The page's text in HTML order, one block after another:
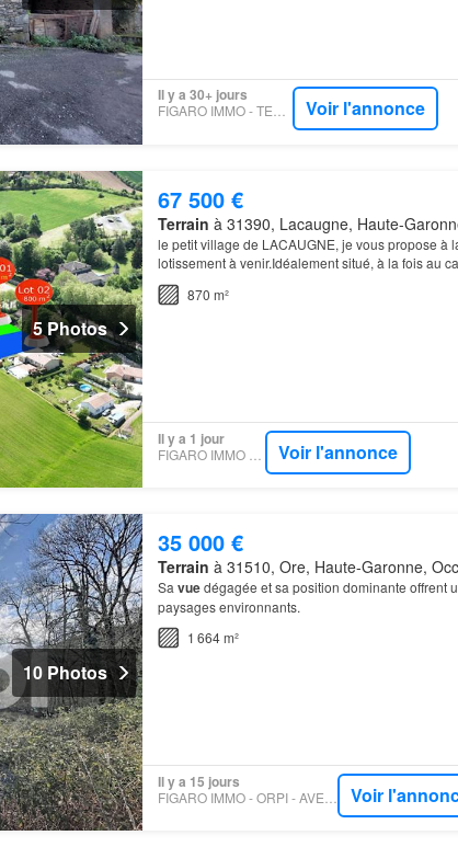
Il y a 30+ jours
Voir l'annonce
5 Photos
67 500 €
Terrain à 31390, Lacaugne, Haute-
le petit village de LACAUGNE, je vous propose à
lotissement à venir.Idéalement situé, à la fois au
870 m²
Il y a 1 jour
Voir l'annonce
10 Photos
35 000 €
Terrain à 31510, Ore, Haute-Garonne,
Sa vuedégagée et sa position dominante offrent
paysages environnants.
1 664 m²
Il y a 15 jours
Voir